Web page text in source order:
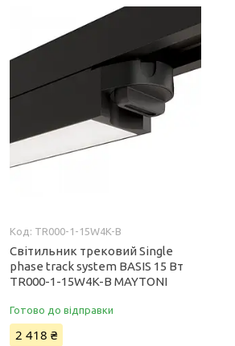
TR000-1-15W4K-B
Світильник трековий Single
phase track system BASIS 15 Вт
TR000-1-15W4K-B MAYTONI
Готово до відправки
2 418 ₴